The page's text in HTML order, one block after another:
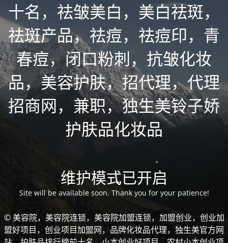
十名，祛皱美白，美白祛斑，
祛斑产品，祛痘，祛痘印，青
春痘，闭口粉刺，抗皱化妆
品，美容护肤，招代理，代理
招商网，兼职，独生美铃子娇
护肤品化妆品
维护模式已开启
Site will be available soon. Thank you for your patience!
© 美容院，美容院连锁，美容院加盟连锁，加盟创业，创业加
盟好项目，创业项目加盟网，品牌化妆品代理，独生美官方网